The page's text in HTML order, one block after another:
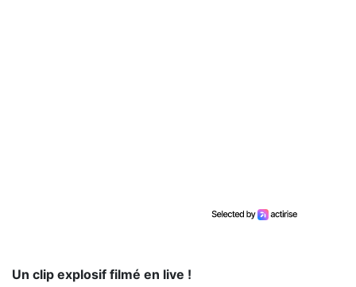
Un clip explosif filmé en live !